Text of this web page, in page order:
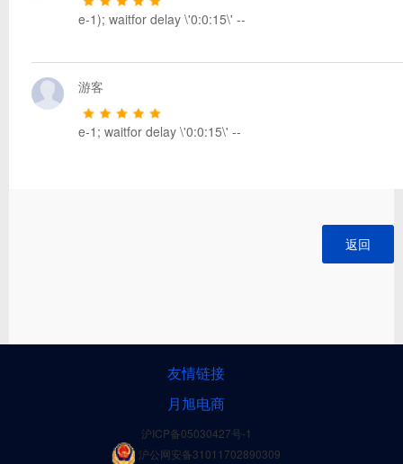
e-1); waitfor delay \'0:0:15\' --
游客
e-1; waitfor delay \'0:0:15\' --
返回
友情链接
月旭电商
沪ICP备05030427号-1
沪公网安备31011702890309